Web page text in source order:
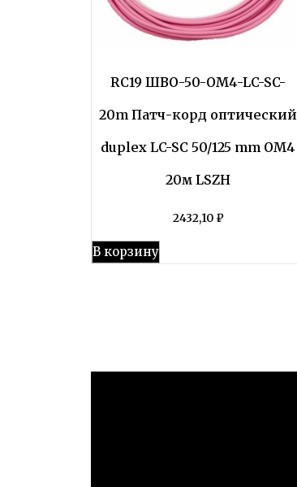
RC19 ШВО-50-OM4-LC-SC-
20m Патч-корд оптический
duplex LC-SC 50/125 mm OM4
20м LSZH
2432,10 ₽
В корзину